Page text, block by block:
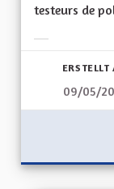
testeurs de
ERSTELLT
09/05/